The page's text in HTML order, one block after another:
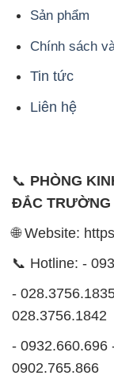
Sản phẩm
Chính sách
Tin tức
Liên hệ
📞 PHÒNG
ĐẮC TRƯỜNG
🌐 Website:
📞 Hotline: -
-
028.3756.1842
- 0932.660.696
0902.765.866